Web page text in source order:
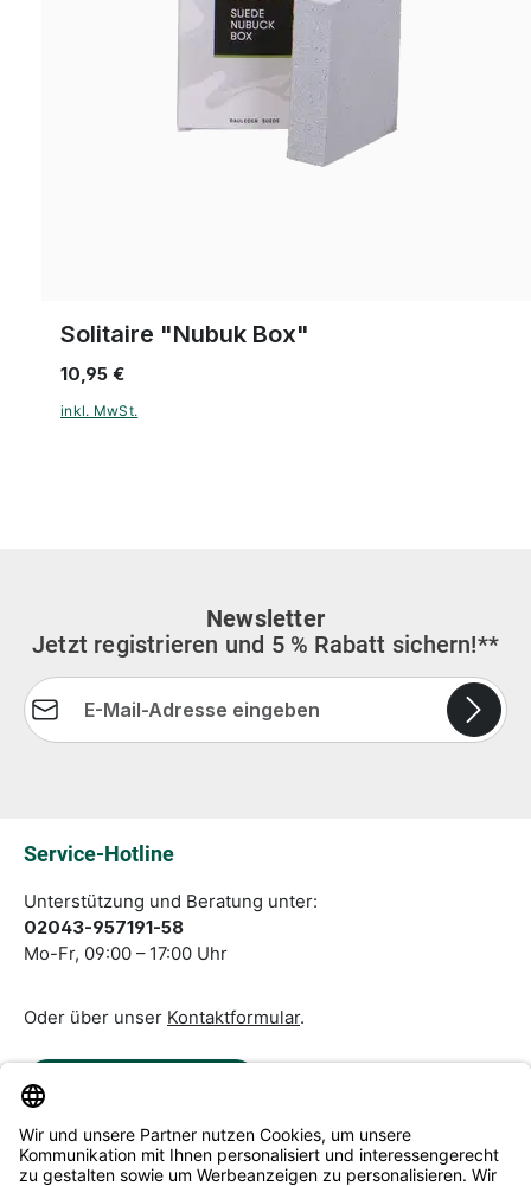
Solitaire "Nubuk Box"
10,95 €
inkl. MwSt.
Newsletter
Jetzt registrieren und 5 % Rabatt sichern!**
E-Mail-Adresse*
Service-Hotline
Unterstützung und Beratung unter:
02043-957191-58
Mo-Fr, 09:00 – 17:00 Uhr
Oder über unser Kontaktformular.
Service & Beratung